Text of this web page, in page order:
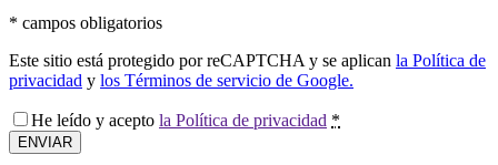
* campos obligatorios
Este sitio está protegido por reCAPTCHA y se aplican la Política de
privacidad y los Términos de servicio de Google.
He leído y acepto la Política de privacidad *
ENVIAR